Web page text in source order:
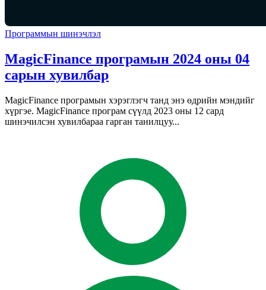
Программын шинэчлэл
MagicFinance програмын 2024 оны 04
сарын хувилбар
MagicFinance програмын хэрэглэгч танд энэ өдрийн мэндийг
хүргэе. MagicFinance програм сүүлд 2023 оны 12 сард
шинэчилсэн хувилбараа гарган танилцуу...